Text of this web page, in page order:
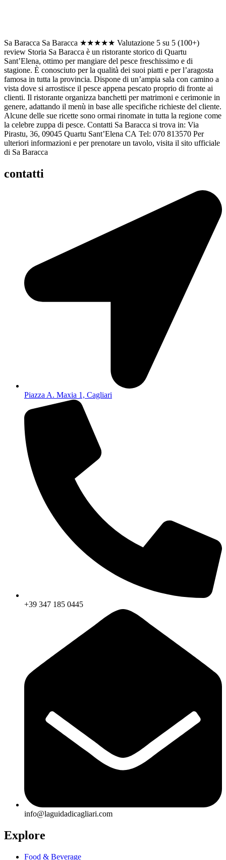
Sa Baracca Sa Baracca ★★★★★ Valutazione 5 su 5 (100+)
review Storia Sa Baracca è un ristorante storico di Quartu
Sant’Elena, ottimo per mangiare del pesce freschissimo e di
stagione. È conosciuto per la qualità dei suoi piatti e per l’aragosta
famosa in tutta la pro­vincia. Dispone di un’ampia sala con camino a
vista dove si arrostisce il pesce appena pescato proprio di fronte ai
clienti. Il ristorante organizza banchetti per matrimoni e cerimonie in
genere, adattando il menù in base alle specifiche richieste del cliente.
Alcune delle sue ricette sono ormai rinomate in tutta la regione come
la celebre zuppa di pesce. Contatti Sa Baracca si trova in: Via
Pirastu, 36, 09045 Quartu Sant’Elena CA Tel: 070 813570 Per
ulteriori informazioni e per prenotare un tavolo, visita il sito ufficiale
di Sa Baracca
contatti
Piazza A. Maxia 1, Cagliari
+39 347 185 0445
info@laguidadicagliari.com
Explore
Food & Beverage